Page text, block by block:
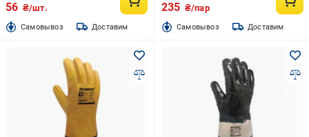
56 ₴/шт.
Cамовывоз Доставим
235 ₴/пар
Cамовывоз Доставим